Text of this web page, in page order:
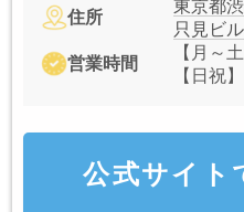
住所
東京都
只見ビ
営業時間
【月～
【日祝
公式サイト